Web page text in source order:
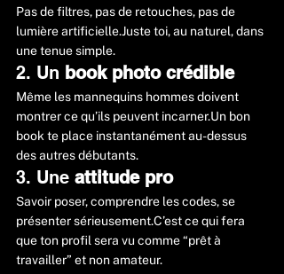
Pas de filtres, pas de retouches, pas de
lumière artificielle.Juste toi, au naturel, dans
une tenue simple.
2. Un book photo crédible
Même les mannequins hommes doivent
montrer ce qu’ils peuvent incarner.Un bon
book te place instantanément au-dessus
des autres débutants.
3. Une attitude pro
Savoir poser, comprendre les codes, se
présenter sérieusement.C’est ce qui fera
que ton profil sera vu comme “prêt à
travailler” et non amateur.